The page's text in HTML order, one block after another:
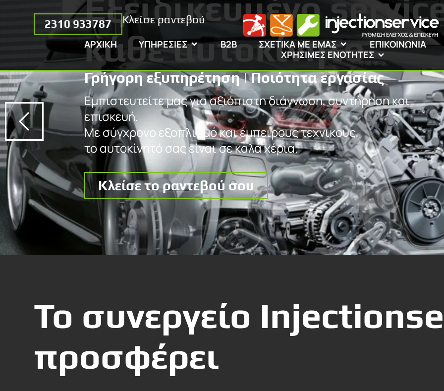
2310 933787 Κλείσε ραντεβού
ΑΡΧΙΚΗ ΥΠΗΡΕΣΙΕΣ B2B ΣΧΕΤΙΚΑ ΜΕ ΕΜΑΣ ΕΠΙΚΟΙΝΩΝΙΑ
ΧΡΗΣΙΜΕΣ ΕΝΟΤΗΤΕΣ
Εξειδικευμένο
κάθε αυτοκίνητο
Γρήγορη εξυπηρέτηση | Ποιότητα εργασίας
Εμπιστευτείτε μας για αξιόπιστη διάγνωση, συντήρηση και
επισκευή.
Με σύγχρονο εξοπλισμό και έμπειρους τεχνικούς,
το αυτοκίνητό σας είναι σε καλά χέρια.
Κλείσε το ραντεβού σου
Το συνεργείο
προσφέρει